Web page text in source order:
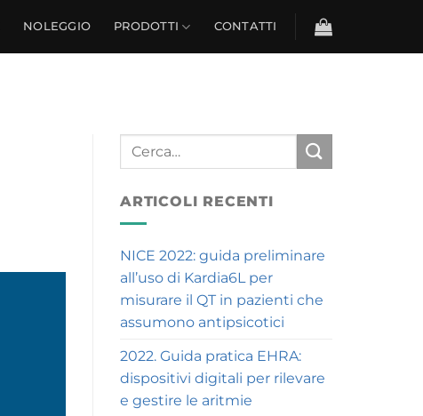
NOLEGGIO PRODOTTI CONTATTI
ARTICOLI RECENTI
NICE 2022: guida preliminare
all’uso di Kardia6L per
misurare il QT in pazienti che
assumono antipsicotici
2022. Guida pratica EHRA:
dispositivi digitali per rilevare
e gestire le aritmie